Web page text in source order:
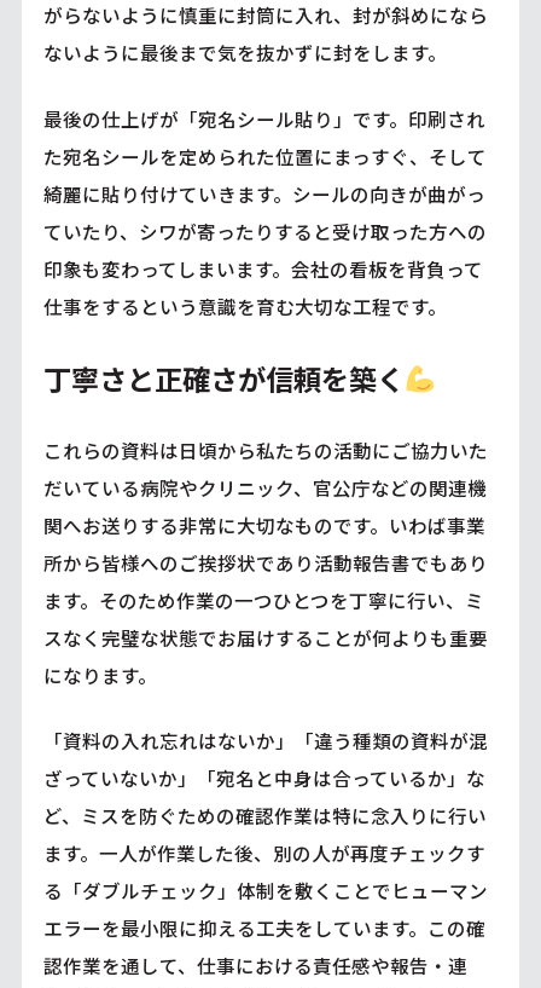
がらないように慎重に封筒に入れ、封が斜めになら
ないように最後まで気を抜かずに封をします。
最後の仕上げが「宛名シール貼り」です。印刷され
た宛名シールを定められた位置にまっすぐ、そして
綺麗に貼り付けていきます。シールの向きが曲がっ
ていたり、シワが寄ったりすると受け取った方への
印象も変わってしまいます。会社の看板を背負って
仕事をするという意識を育む大切な工程です。
丁寧さと正確さが信頼を築く
これらの資料は日頃から私たちの活動にご協力いた
だいている病院やクリニック、官公庁などの関連機
関へお送りする非常に大切なものです。いわば事業
所から皆様へのご挨拶状であり活動報告書でもあり
ます。そのため作業の一つひとつを丁寧に行い、ミ
スなく完璧な状態でお届けすることが何よりも重要
になります。
「資料の入れ忘れはないか」「違う種類の資料が混
ざっていないか」「宛名と中身は合っているか」な
ど、ミスを防ぐための確認作業は特に念入りに行い
ます。一人が作業した後、別の人が再度チェックす
る「ダブルチェック」体制を敷くことでヒューマン
エラーを最小限に抑える工夫をしています。この確
認作業を通して、仕事における責任感や報告・連